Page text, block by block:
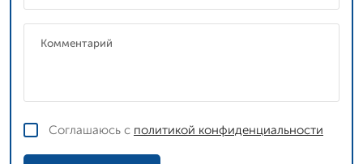
Соглашаюсь с политикой конфиденциальности